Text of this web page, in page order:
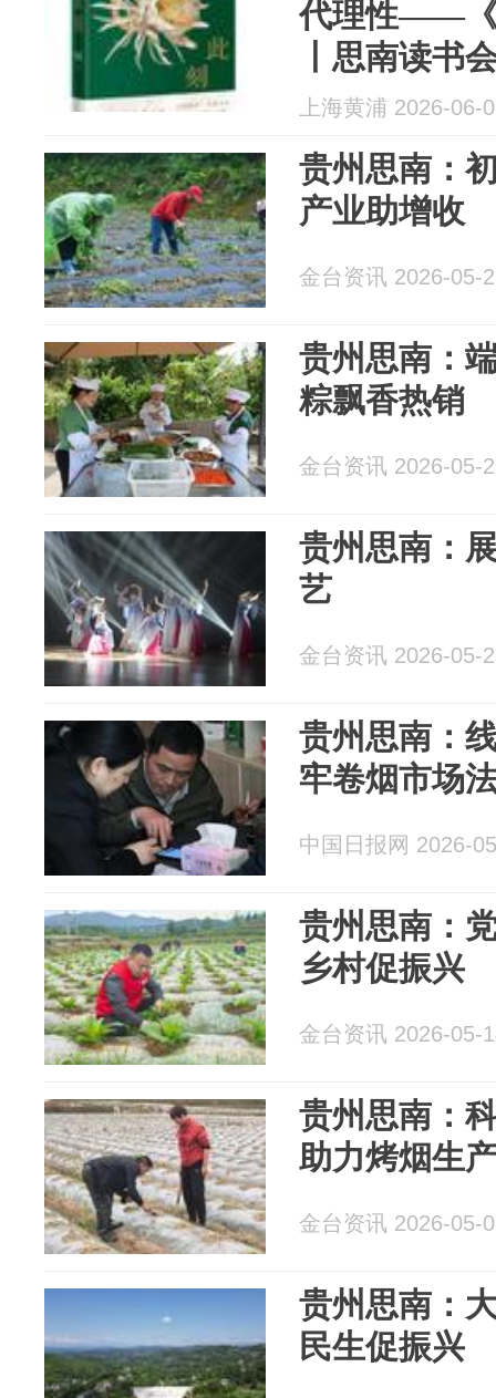
代理性——《
丨思南读书
上海黄浦 2026-06-
贵州思南：
产业助增收
金台资讯 2026-05-
贵州思南：
粽飘香热销
金台资讯 2026-05-
贵州思南：
艺
金台资讯 2026-05-
贵州思南：
牢卷烟市场
中国日报网 2026-
贵州思南：
乡村促振兴
金台资讯 2026-05-
贵州思南：
助力烤烟生
金台资讯 2026-05-
贵州思南：
民生促振兴